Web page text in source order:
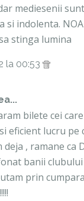
mediesenii
si indolenta.
stinga lumina
la 00:53
bilete cei
eficient lucru pe
, ramane ca
banii
prin